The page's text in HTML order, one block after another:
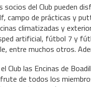
socios del Club pueden
campo de prácticas y
climatizadas y
artificial, fútbol 7 y
entre muchos otros.
el Club las Encinas de
de todos los